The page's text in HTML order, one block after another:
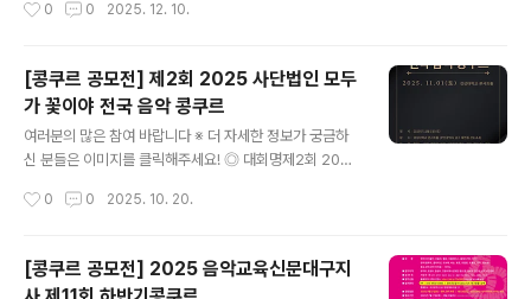
외국인 모두 가능. ◎ 접수기간2..
트홀 봄ㅇ2026년 1월 17일(토) / 온라인대회ㅇ2026년
실내악 ◎ 참가부문유치부 / 초등부 / 중,고등부(재수생 포
함) / 입시부(2곡) / 대학․일반부 ◎ 참 가 곡자유곡 1곡 반
복 없이 암보로 연주 (반주자 참가자 동반) ◎ 심사위원현
음대교수 및 음악계 권위자로 위촉하여 당일 발표 ◎ 신청
artist.com) 신청> 탭에서 신..
0 0 2025. 12. 10.
[콩쿠르 공모전] 제2회 2025 사단법인 모두
가 꽃이야 전국 음악 콩쿠르
여러분의 많은 참여 바랍니다 ※ 더 자세한 정보가 궁금하
신 분들은 이미지를 클릭해주세요! ◎ 대회명제2회 2025
11월 1일 토요일장소 : 경성대학교 콘서트홀(부산 광역시
nds, 중창 -2인 이상, 합창 - 15명 이상, 실내악) ◎ 접수
0 0 2025. 10. 20.
[콩쿠르 공모전] 2025 음악교육신문대구지